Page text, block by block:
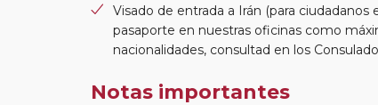
Visado de entrada a Irán (para
pasaporte en nuestras oficinas como
nacionalidades, consultad en los
Notas importantes